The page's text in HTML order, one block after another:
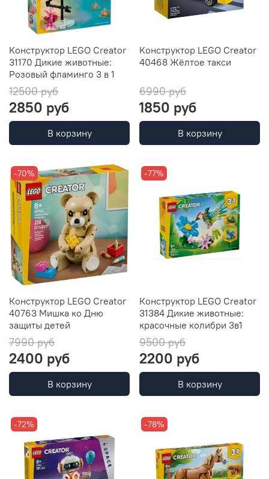
Конструктор LEGO Creator
31170 Дикие животные:
Розовый фламинго 3 в 1
12500 руб
2850 руб
В корзину
Конструктор LEGO Creator
40468 Жёлтое такси
6990 руб
1850 руб
В корзину
-70%
Конструктор LEGO Creator
40763 Мишка ко Дню
защиты детей
7990 руб
2400 руб
В корзину
-77%
Конструктор LEGO Creator
31384 Дикие животные:
красочные колибри 3в1
9500 руб
2200 руб
В корзину
-72% -78%